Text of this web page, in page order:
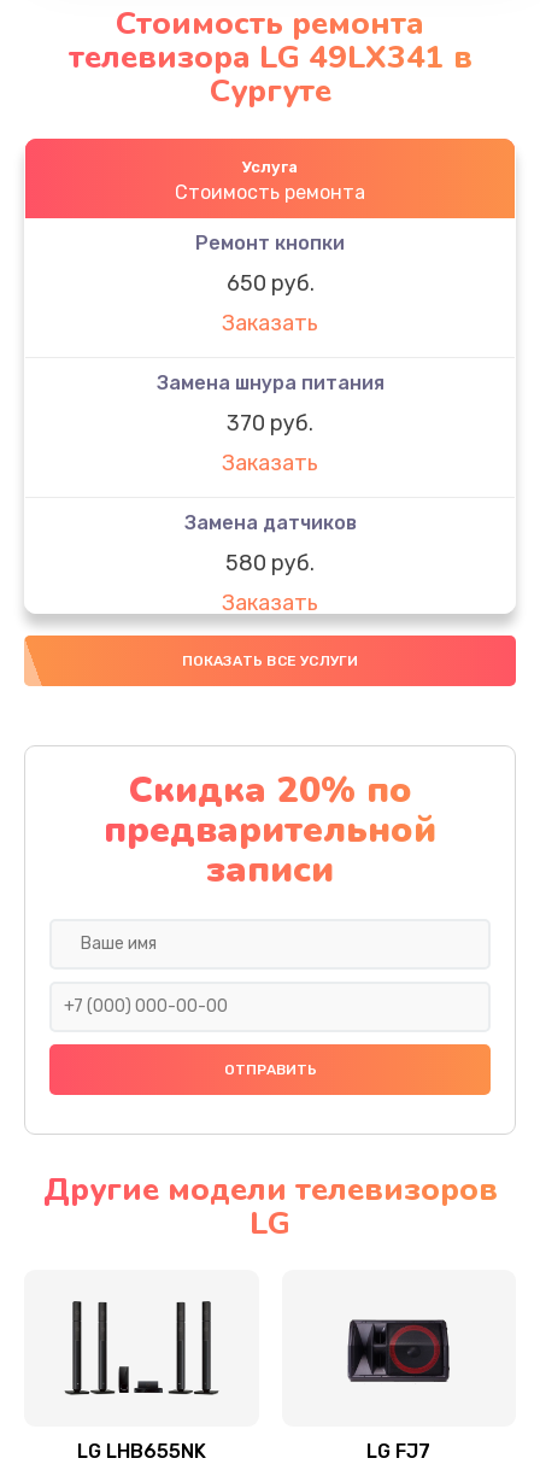
Стоимость ремонта
телевизора LG 49LX341 в
Сургуте
Услуга
Стоимость ремонта
Ремонт кнопки
650 руб.
Заказать
Замена шнура питания
370 руб.
Заказать
Замена датчиков
580 руб.
Заказать
Комплексная чистка
Заказать
Замена дисплея (экрана)
2000 руб.
Заказать
Ремонт платы электроники
Прошивка
Ремонт механики привода
Ремонт / замена кнопок, клавиш, индикаторов,
ПОКАЗАТЬ ВСЕ УСЛУГИ
Скидка 20% по
предварительной
записи
Другие модели телевизоров
LG
LG LHB655NK LG FJ7